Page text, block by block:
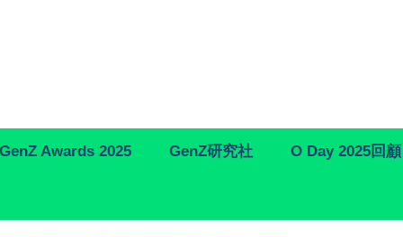
GenZ Awards 2025 GenZ研究社 O Day 2025回顧